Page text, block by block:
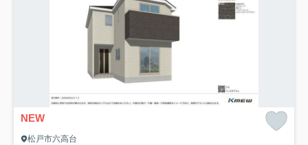
NEW
松戸市六高台